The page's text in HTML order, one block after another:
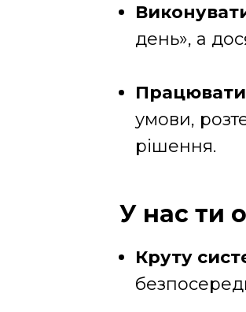
день», а
умови,
рішення.
Круту
У нас ти